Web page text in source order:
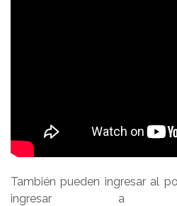
También pueden ingresar al
ingresar a